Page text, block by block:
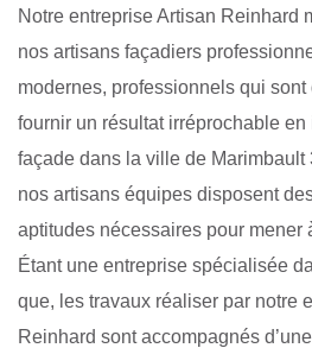
Notre entreprise Artisan Reinhard
nos artisans façadiers
modernes, professionnels qui
fournir un résultat irréprochable
façade dans la ville de Marimbault
nos artisans équipes disposent
aptitudes nécessaires pour mener
Étant une entreprise spécialisée
que, les travaux réaliser par notre
Reinhard sont accompagnés